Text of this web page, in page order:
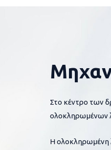
Στο κέντρο των
ολοκληρωμένων
Η ολοκληρωμένη